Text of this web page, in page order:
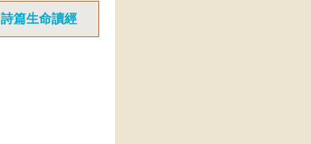
詩篇生命讀經